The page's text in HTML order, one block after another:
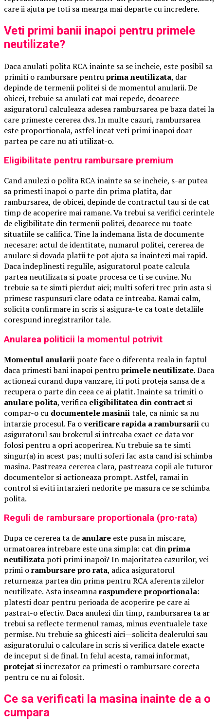
care ii ajuta pe toti sa mearga mai departe cu incredere.
Veti primi banii inapoi pentru primele
neutilizate?
Daca anulati polita RCA inainte sa se incheie, este posibil sa
primiti o rambursare pentruprima neutilizata, dar
depinde de termenii politei si de momentul anularii. De
obicei, trebuie sa anulati cat mai repede, deoarece
asiguratorul calculeaza adesea rambursarea pe baza datei la
care primeste cererea dvs. In multe cazuri, rambursarea
este proportionala, astfel incat veti primi inapoi doar
partea pe care nu ati utilizat-o.
Eligibilitate pentru rambursare premium
Cand anulezi o polita RCA inainte sa se incheie, s-ar putea
sa primesti inapoi o parte din prima platita, dar
rambursarea, de obicei, depinde de contractul tau si de cat
timp de acoperire mai ramane. Va trebui sa verifici cerintele
de eligibilitate din termenii politei, deoarece nu toate
situatiile se califica. Tine la indemana lista de documente
necesare: actul de identitate, numarul politei, cererea de
anulare si dovada platii te pot ajuta sa inaintezi mai rapid.
Daca indeplinesti regulile, asiguratorul poate calcula
partea neutilizata si poate procesa ce ti se cuvine. Nu
trebuie sa te simti pierdut aici; multi soferi trec prin asta si
primesc raspunsuri clare odata ce intreaba. Ramai calm,
solicita confirmare in scris si asigura-te ca toate detaliile
corespund inregistrarilor tale.
Anularea politicii la momentul potrivit
Momentul anularii poate face o diferenta reala in faptul
daca primesti bani inapoi pentruprimele neutilizate. Daca
actionezi curand dupa vanzare, iti poti proteja sansa de a
recupera o parte din ceea ce ai platit. Inainte sa trimiti o
anulare polita, verifica eligibilitatea din contract si
compar-o cu documentele masiniitale, ca nimic sa nu
intarzie procesul. Fa overificare rapida a rambursarii cu
asiguratorul sau brokerul si intreaba exact ce data vor
folosi pentru a opri acoperirea. Nu trebuie sa te simti
singur(a) in acest pas; multi soferi fac asta cand isi schimba
masina. Pastreaza cererea clara, pastreaza copii ale tuturor
documentelor si actioneaza prompt. Astfel, ramai in
control si eviti intarzieri nedorite pe masura ce se schimba
polita.
Reguli de rambursare proportionala (pro-rata)
Dupa ce cererea ta de anulare este pusa in miscare,
urmatoarea intrebare este una simpla: cat dinprima
neutilizata poti primi inapoi? In majoritatea cazurilor, vei
primi orambursare pro rata, adica asiguratorul
returneaza partea din prima pentru RCA aferenta zilelor
neutilizate. Asta inseamnaraspundere proportionala:
platesti doar pentru perioada de acoperire pe care ai
pastrat-o efectiv. Daca anulezi din timp, rambursarea ta ar
trebui sa reflecte termenul ramas, minus eventualele taxe
permise. Nu trebuie sa ghicesti aici—solicita dealerului sau
asiguratorului o calculare in scris si verifica datele exacte
de inceput si de final. In felul acesta, ramai informat,
protejat si increzator ca primesti o rambursare corecta
pentru ce nu ai folosit.
Ce sa verificati la masina inainte de a o
cumpara